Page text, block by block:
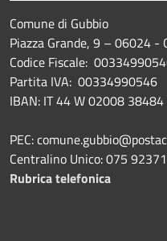
Comune di Gubbio
Piazza Grande, 9 – 06024 -
Codice Fiscale:
Partita IVA: 00334990546
IBAN: IT 44 W 02008
PEC:
Centralino Unico: 075 92371
Rubrica telefonica